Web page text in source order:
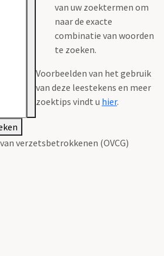
van uw zoektermen om
naar de exacte
combinatie van woorden
te zoeken.
Voorbeelden van het gebruik
van deze leestekens en meer
zoektips vindt u hier.
verzetsbetrokkenen (OVCG)